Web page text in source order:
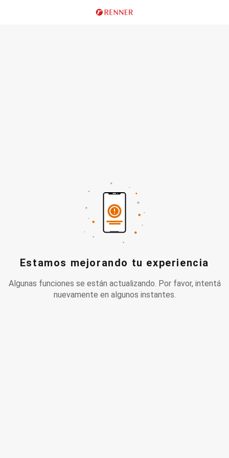
Estamos mejorando tu experiencia
Algunas funciones se están actualizando. Por favor, intentá
nuevamente en algunos instantes.